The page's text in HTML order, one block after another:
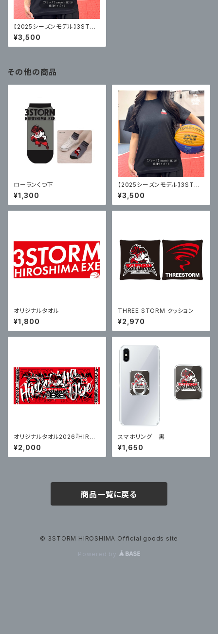
【2025シーズンモデル】3STOR
M HIROSHIMA オリジナルTシ
ャツ（ブラック）
¥3,500
その他の商品
ローランくつ下
¥1,300
【2025シーズンモデル】3STOR
M HIROSHIMA オリジナルTシ
ャツ（ブラック）
¥3,500
オリジナルタオル
¥1,800
THREE STORM クッション
¥2,970
オリジナルタオル2026『HIROS
HIMA』×『UBE』
¥2,000
スマホリング 黒
¥1,650
商品一覧に戻る
© ３STORM HIROSHIMA Official goods site
Powered by